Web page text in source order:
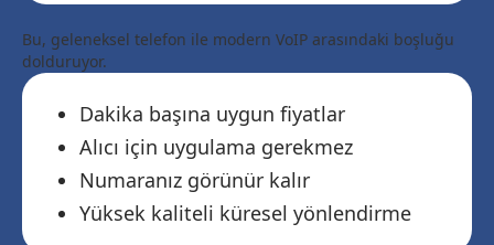
Bu, geleneksel telefon ile modern VoIP arasındaki boşluğu
dolduruyor.
Dakika başına uygun fiyatlar
Alıcı için uygulama gerekmez
Numaranız görünür kalır
Yüksek kaliteli küresel yönlendirme